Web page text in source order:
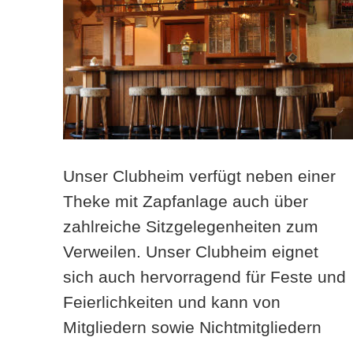
Unser Clubheim verfügt neben einer
Theke mit Zapfanlage auch über
zahlreiche Sitzgelegenheiten zum
Verweilen. Unser Clubheim eignet
sich auch hervorragend für Feste und
Feierlichkeiten und kann von
Mitgliedern sowie Nichtmitgliedern